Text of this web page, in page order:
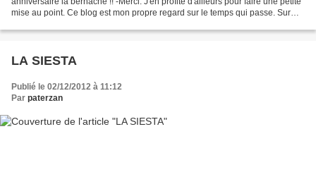
mise au point. Ce blog est mon propre regard sur le temps qui passe. Sur
LA SIESTA
Publié le 02/12/2012 à 11:12
Par paterzan